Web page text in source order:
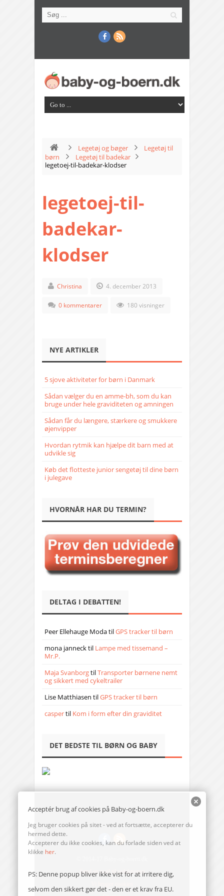
Legetøj og bøger
Legetøj til
børn
Legetøj til badekar
legetoej-til-badekar-klodser
legetoej-til-
badekar-
klodser
Christina 4. december 2013
0 kommentarer 180 visninger
NYE ARTIKLER
5 sjove aktiviteter for børn i Danmark
Sådan vælger du en amme-bh, som du kan
bruge under hele graviditeten og amningen
Sådan får du længere, stærkere og smukkere
øjenvipper
Hvordan rytmik kan hjælpe dit barn med at
udvikle sig
Køb det flotteste junior sengetøj til dine børn
i julegave
HVORNÅR HAR DU TERMIN?
DELTAG I DEBATTEN!
Peer Ellehauge ModatilGPS tracker til børn
mona jannecktil Lampe med tissemand –
Mr.P.
Maja SvanborgtilTransporter børnene nemt
og sikkert med cykeltrailer
Lise Matthiasen tilGPS tracker til børn
caspertil Kom i form efter din graviditet
DET BEDSTE TIL BØRN OG BABY
Send en mail til redaktionen
Acceptér brug af cookies på Baby-og-boern.dk
Jeg bruger cookies på sitet - ved at fortsætte, accepterer du
hermed dette.
Accepterer du ikke cookies, kan du forlade siden ved at
klikke her.
PS: Denne popup bliver ikke vist for at irritere dig,
selvom den sikkert gør det - den er et krav fra EU.